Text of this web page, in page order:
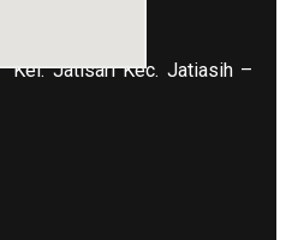
Kel. Jatisari Kec. Jatiasih –